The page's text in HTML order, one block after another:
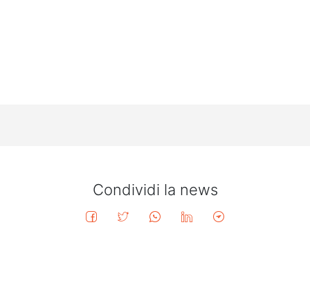
Condividi la news